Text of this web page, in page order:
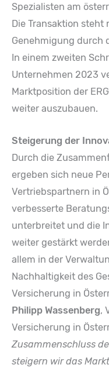
Spezialisten am
Die Transaktion
Genehmigung durch
In einem zweiten
Unternehmen 2023
Marktposition der
weiter auszubauen.
Steigerung der
Durch die
ergeben sich neue
Vertriebspartnern in
verbesserte
unterbreitet und die
weiter gestärkt
allem in der
Nachhaltigkeit des
Versicherung in
Philipp Wassenberg,
Versicherung in
Zusammenschluss
steigern wir das